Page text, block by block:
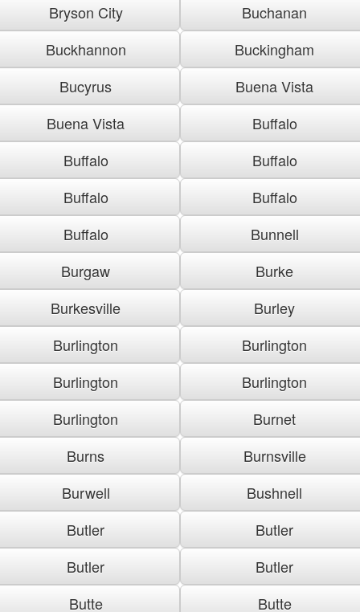
Bryson City
Buchanan
Buckhannon
Buckingham
Bucyrus
Buena Vista
Buena Vista
Buffalo
Buffalo
Buffalo
Buffalo
Buffalo
Buffalo
Bunnell
Burgaw
Burke
Burkesville
Burley
Burlington
Burlington
Burlington
Burlington
Burlington
Burnet
Burns
Burnsville
Burwell
Bushnell
Butler
Butler
Butler
Butler
Butte
Butte